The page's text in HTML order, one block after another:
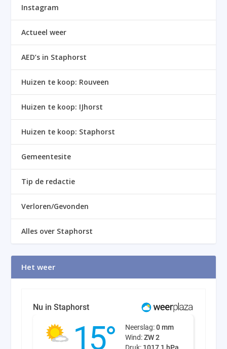
Instagram
Actueel weer
AED’s in Staphorst
Huizen te koop: Rouveen
Huizen te koop: IJhorst
Huizen te koop: Staphorst
Gemeentesite
Tip de redactie
Verloren/Gevonden
Alles over Staphorst
Het weer